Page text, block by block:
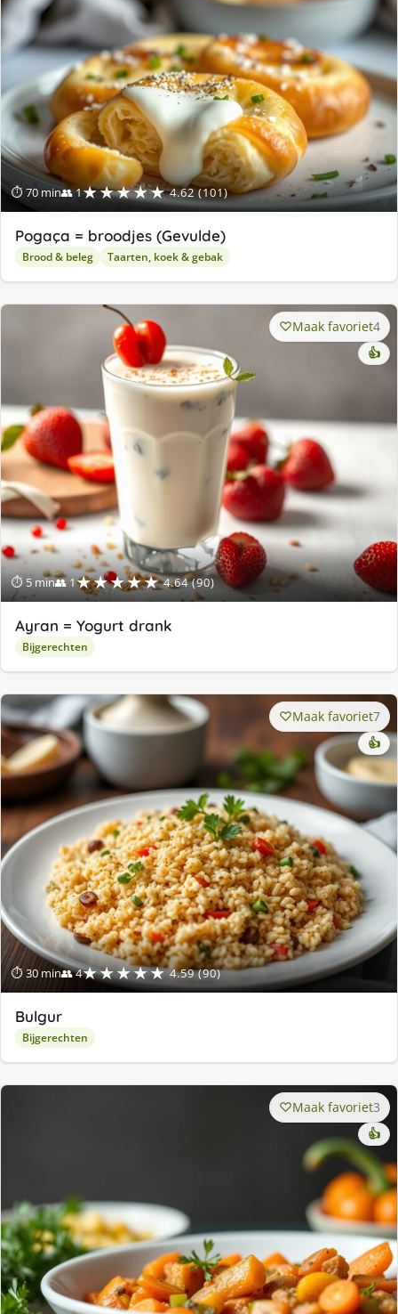
⏱ 70 min👥 1★★★★★ 4.62 (101)
Pogaça = broodjes (Gevulde)
Brood & beleg Taarten, koek & gebak
⏱ 5 min👥 1★★★★★ 4.64 (90)
Maak favoriet4
👍
Ayran = Yogurt drank
Bijgerechten
⏱ 30 min👥 4★★★★★ 4.59 (90)
Maak favoriet7
👍
Bulgur
Bijgerechten
Maak favoriet3
👍